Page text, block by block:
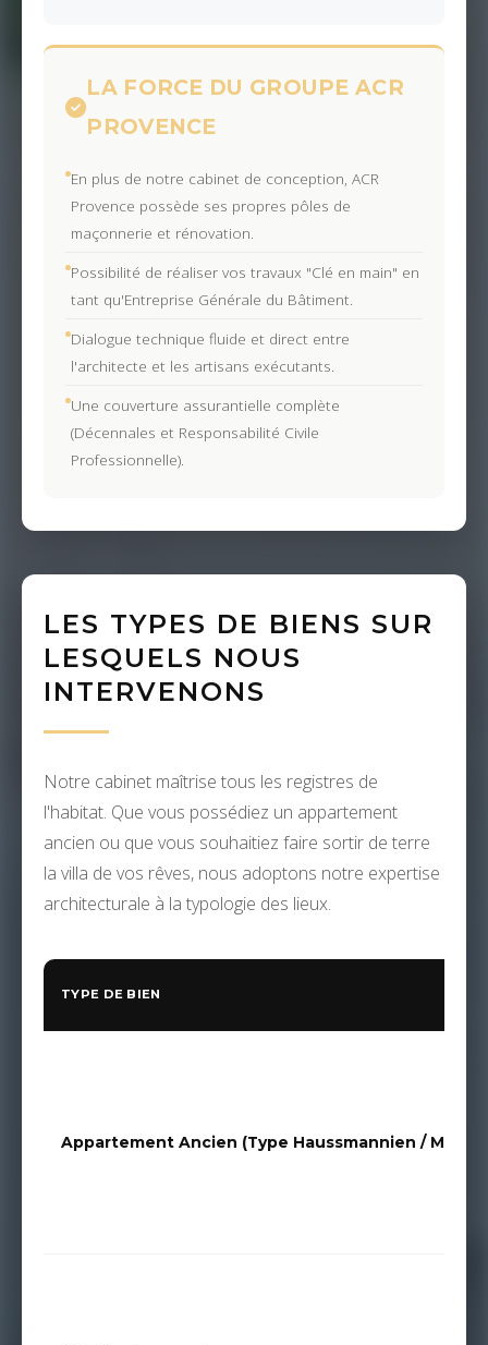
LA FORCE DU GROUPE ACR
PROVENCE
En plus de notre cabinet de conception, ACR
Provence possède ses propres pôles de
maçonnerie et rénovation.
Possibilité de réaliser vos travaux "Clé en main" en
tant qu'Entreprise Générale du Bâtiment.
Dialogue technique fluide et direct entre
l'architecte et les artisans exécutants.
Une couverture assurantielle complète
(Décennales et Responsabilité Civile
Professionnelle).
LES TYPES DE BIENS SUR
LESQUELS NOUS
INTERVENONS
Notre cabinet maîtrise tous les registres de
l'habitat. Que vous possédiez un appartement
ancien ou que vous souhaitiez faire sortir de terre
la villa de vos rêves, nous adoptons notre expertise
architecturale à la typologie des lieux.
TYPE DE BIEN
Appartement Ancien (Type Haussmannien /